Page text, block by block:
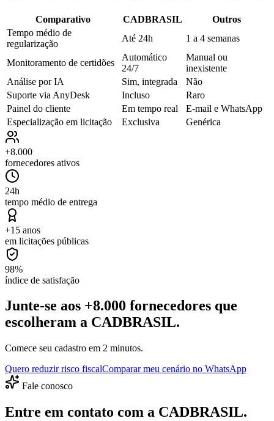
Comparativo CADBRASIL
Outros
Tempo médio de
regularização
Até 24h 1 a 4 semanas
Monitoramento de certidões
Automático
24/7
Manual ou
inexistente
Análise por IA
Sim, integrada
Não
Suporte via AnyDesk
Incluso
Raro
Painel do cliente
Em tempo real
E-mail e WhatsApp
Especialização em licitação
Exclusiva Genérica
+8.000
fornecedores ativos
24h
tempo médio de entrega
+15 anos
em licitações públicas
98%
índice de satisfação
Junte-se aos +8.000 fornecedores que
escolheram a CADBRASIL.
Comece seu cadastro em 2 minutos.
Quero reduzir risco fiscalComparar meu cenário no WhatsApp
Fale conosco
Entre em contato com a CADBRASIL.